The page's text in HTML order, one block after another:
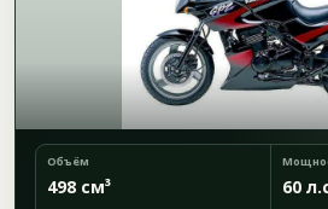
Объём
498 см³ 60